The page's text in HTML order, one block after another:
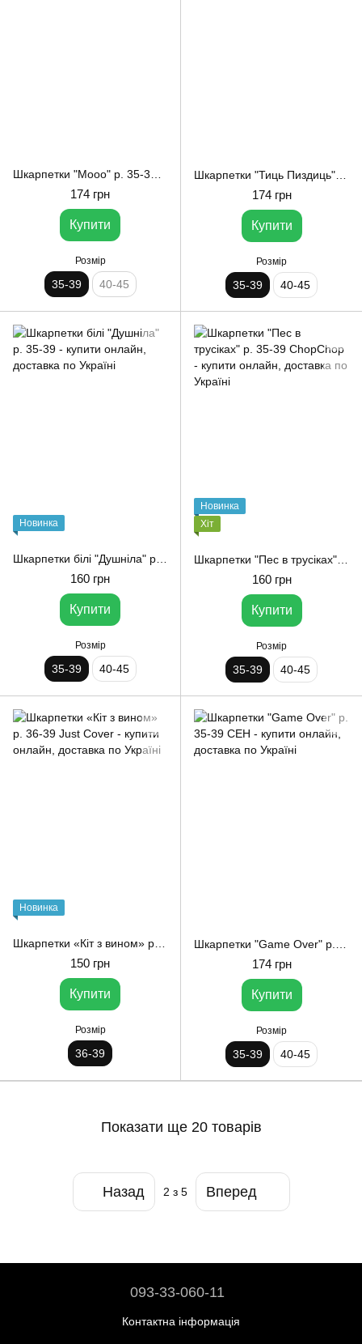
174 грн
Купити
Розмір
35-39 40-45
174 грн
Купити
Розмір
35-39 40-45
Новинка
160 грн
Купити
Розмір
35-39 40-45
Новинка
Хіт
160 грн
Купити
Розмір
35-39 40-45
Новинка
150 грн
Купити
Розмір
36-39
174 грн
Купити
Розмір
35-39 40-45
Показати ще 20 товарів
Назад 2 з 5 Вперед
093-33-060-11
Контактна інформація